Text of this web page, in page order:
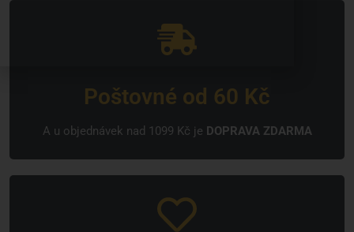
Poštovné od 60 Kč
A u objednávek nad 1099 Kč je DOPRAVA ZDARMA